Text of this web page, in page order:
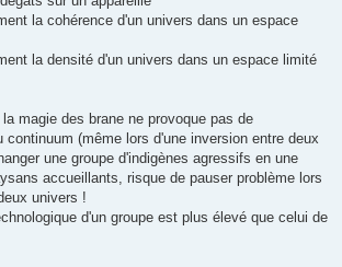
la cohérence d'un univers dans un espace
la densité d'un univers dans un espace limité
magie des brane ne provoque pas de
continuum (même lors d'une inversion entre deux
une groupe d'indigènes agressifs en une
accueillants, risque de pauser problème lors
univers !
d'un groupe est plus élevé que celui de